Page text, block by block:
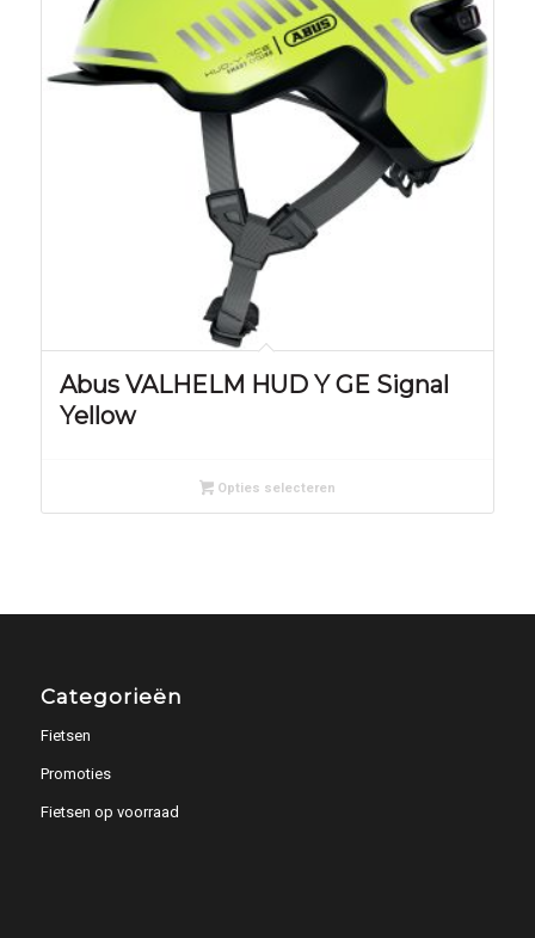
Abus VALHELM HUD Y GE Signal
Yellow
Opties selecteren
Categorieën
Fietsen
Promoties
Fietsen op voorraad